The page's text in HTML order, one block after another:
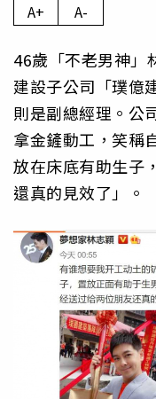
A+ A-
46歲「不老男神」
建設子公司「璞億
則是副總經理。公
拿金鏟動工，笑稱
放在床底有助生子
還真的見效了」。